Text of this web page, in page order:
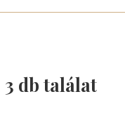
3 db találat